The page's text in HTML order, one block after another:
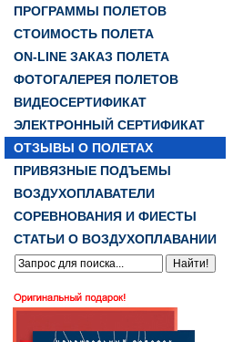
ПРОГРАММЫ ПОЛЕТОВ
СТОИМОСТЬ ПОЛЕТА
ON-LINE ЗАКАЗ ПОЛЕТА
ФОТОГАЛЕРЕЯ ПОЛЕТОВ
ВИДЕОСЕРТИФИКАТ
ЭЛЕКТРОННЫЙ СЕРТИФИКАТ
ОТЗЫВЫ О ПОЛЕТАХ
ПРИВЯЗНЫЕ ПОДЪЕМЫ
ВОЗДУХОПЛАВАТЕЛИ
СОРЕВНОВАНИЯ И ФИЕСТЫ
СТАТЬИ О ВОЗДУХОПЛАВАНИИ